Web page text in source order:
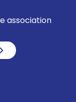
association